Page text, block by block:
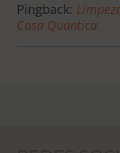
Pingback:
Casa Quantica